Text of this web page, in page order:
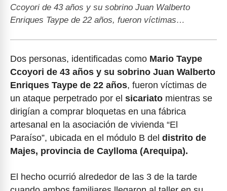
Ccoyori de 43 años y su sobrino Juan Walberto
Enriques Taype de 22 años, fueron víctimas…
Dos personas, identificadas como Mario Taype
Ccoyori de 43 años y su sobrino Juan Walberto
Enriques Taype de 22 años, fueron víctimas de
un ataque perpetrado por el sicariato mientras se
dirigían a comprar bloquetas en una fábrica
artesanal en la asociación de vivienda “El
Paraíso”, ubicada en el módulo B del distrito de
Majes, provincia de Caylloma (Arequipa).
El hecho ocurrió alrededor de las 3 de la tarde